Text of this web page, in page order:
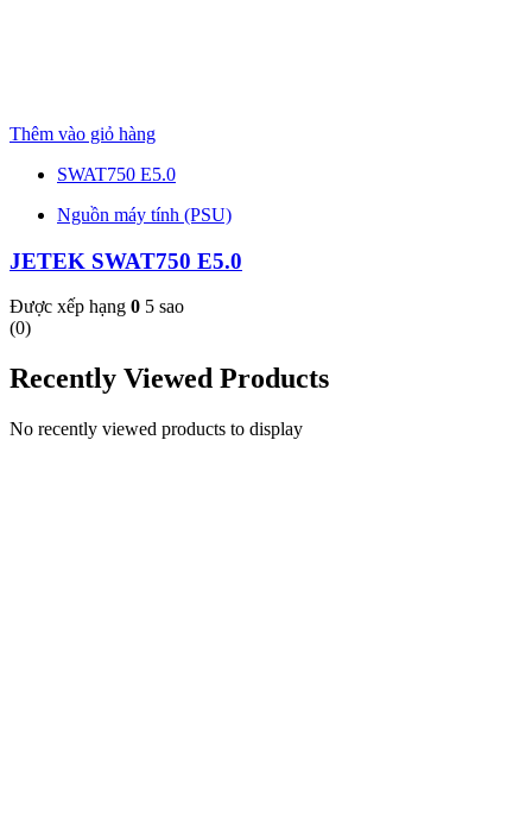
Thêm vào giỏ hàng
SWAT750 E5.0
Nguồn máy tính (PSU)
JETEK SWAT750 E5.0
Được xếp hạng 0 5 sao
(0)
Recently Viewed Products
No recently viewed products to display